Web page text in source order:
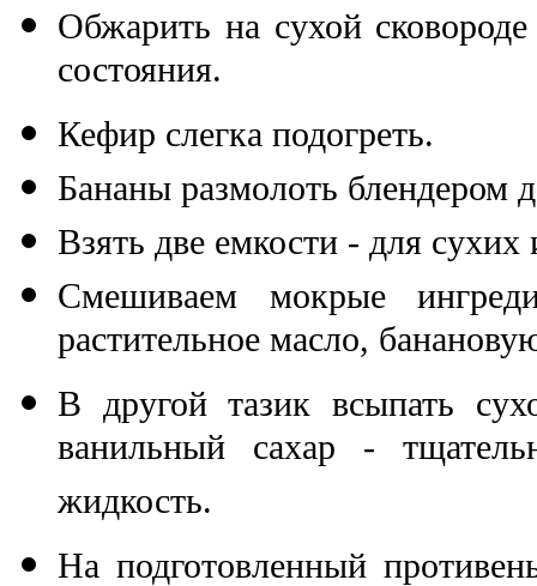
Обжарить на сухой
состояния.
Кефир слегка подогреть.
Бананы размолоть блендером
Взять две емкости - для
Смешиваем мокрые
растительное масло,
В другой тазик всыпать
ванильный сахар -
жидкость.
На подготовленный